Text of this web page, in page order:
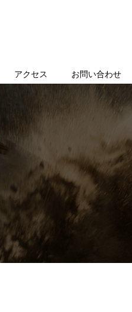
アクセス お問い合わせ